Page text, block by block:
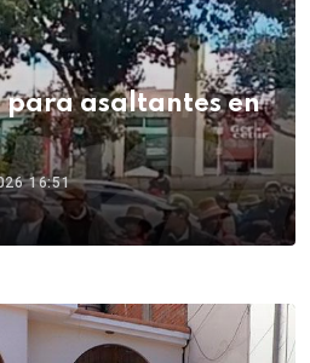
para asaltantes en
16:51